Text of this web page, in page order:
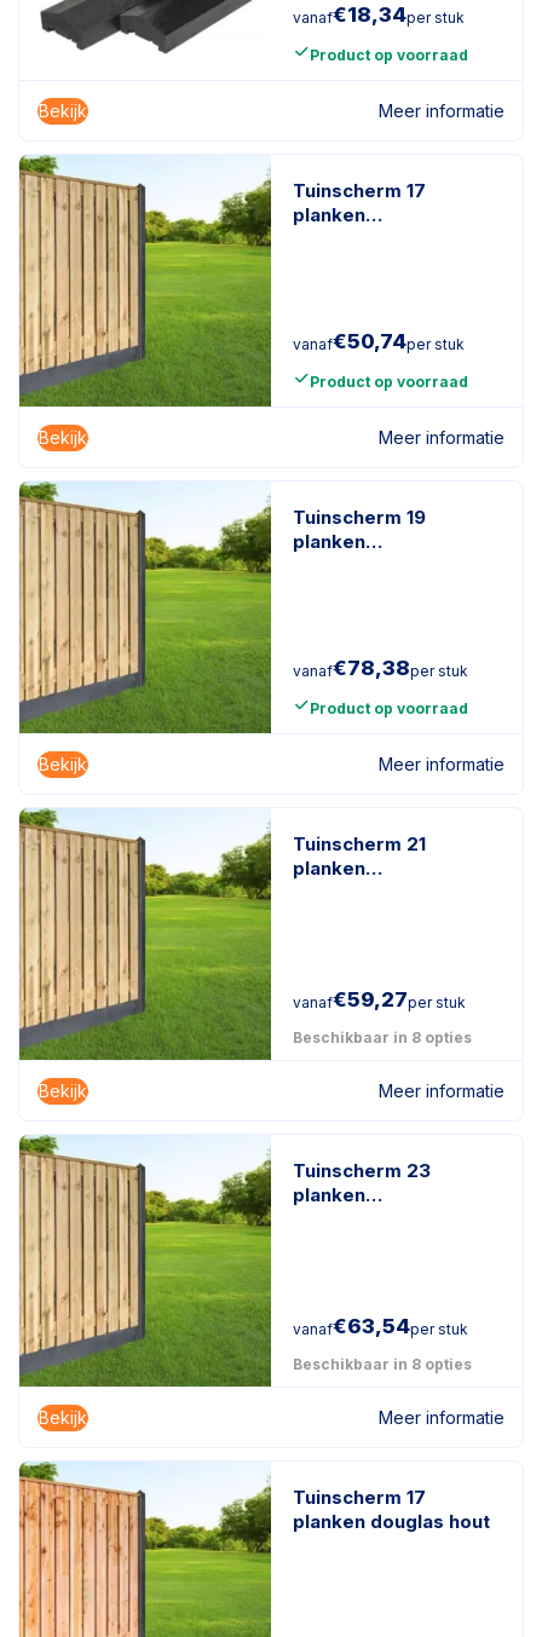
vanaf€18,34per stuk
Product op voorraad
Bekijk Meer informatie
Tuinscherm 17
planken
vanaf€50,74per stuk
Product op voorraad
Bekijk Meer informatie
Tuinscherm 19
planken
vanaf€78,38per stuk
Product op voorraad
Bekijk Meer informatie
Tuinscherm 21
planken
vanaf€59,27per stuk
Beschikbaar in 8 opties
Bekijk Meer informatie
Tuinscherm 23
planken
vanaf€63,54per stuk
Beschikbaar in 8 opties
Bekijk Meer informatie
Tuinscherm 17
planken douglas hout